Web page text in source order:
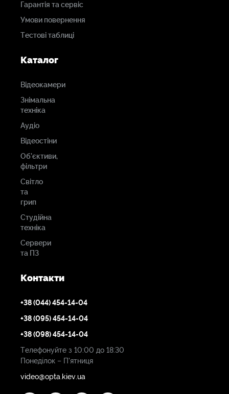
Гарантія та сервіс
Умови повернення
Тестові таблиці
Каталог
Відеокамери
Знімальна
техніка
Аудіо
Відеостіни
Об'єктиви,
фільтри
Світло
та
грип
Студійна
техніка
Сервери
та ПЗ
Контакти
+38 (044) 454-14-04
+38 (095) 454-14-04
+38 (098) 454-14-04
Телефонуйте з 10:00 до 18:30
Понеділок – П'ятниця
video@opta.kiev.ua